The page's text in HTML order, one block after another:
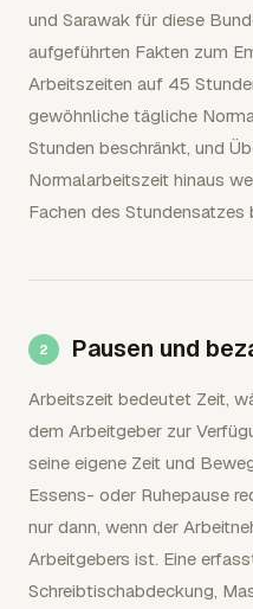
und Sarawak für diese
aufgeführten Fakten zum
Arbeitszeiten auf 45
gewöhnliche tägliche
Stunden beschränkt, und
Normalarbeitszeit hinaus
Fachen des Stundensatzes
Pausen und
Arbeitszeit bedeutet Zeit,
dem Arbeitgeber zur
seine eigene Zeit und
Essens- oder Ruhepause
nur dann, wenn der
Arbeitgebers ist. Eine
Schreibtischabdeckung,